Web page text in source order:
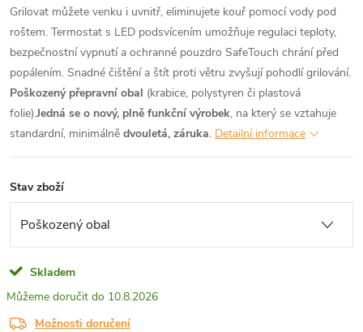
Grilovat můžete venku i uvnitř, eliminujete kouř pomocí vody pod
roštem. Termostat s LED podsvícením umožňuje regulaci teploty,
bezpečnostní vypnutí a ochranné pouzdro SafeTouch chrání před
popálením. Snadné čištění a štít proti větru zvyšují pohodlí grilování.
Poškozený přepravní obal (krabice, polystyren či plastová
folie).Jedná se o nový, plně funkční výrobek, na který se vztahuje
standardní, minimálně dvouletá, záruka. Detailní informace
Stav zboží
Skladem
10.8.2026
Možnosti doručení